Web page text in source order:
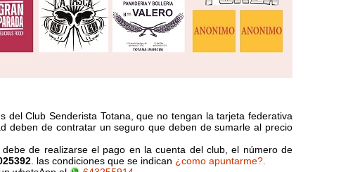
del Club Senderista Totana, que no tengan la tarjeta federativa
deben de contratar un seguro que deben de sumarle al precio
de realizarse el pago en la cuenta del club, el número de
. las condiciones que se indican ¿como apuntarme?.